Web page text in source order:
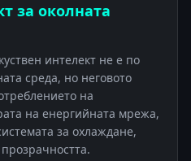
за околната
интелект не е по
среда, но неговото
на
на енергийната мрежа,
за охлаждане,